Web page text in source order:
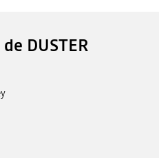
DUSTER